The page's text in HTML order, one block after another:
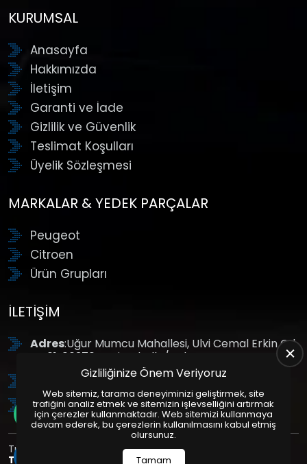
KURUMSAL
Anasayfa
Hakkımızda
İletişim
Garanti ve İade
Gizlilik ve Güvenlik
Teslimat Koşulları
Üyelik Sözleşmesi
MARKALAR & YEDEK PARÇALAR
Peugeot
Citroen
Ürün Grupları
İLETIŞIM
Adres:Uğur Mumcu Mahallesi, Ulvi Cemal Erkin Cd.
No:61, 06370 Yenimahalle/Ankara
: +90 (312) 354 8888
GSM: +90 (532) 343 4085
Tüm Hakları Saklıdır. | Bu site Us Yazılım
Tasarım
Paketleri ile Hazırlanmıştır. © 2025
Gizliliğinize Önem Veriyoruz
Web sitemiz, tarama deneyiminizi geliştirmek, site
trafiğini analiz etmek ve sitemizin işlevselliğini artırmak
için çerezler kullanmaktadır. Web sitemizi kullanmaya
devam ederek, bu çerezlerin kullanılmasını kabul etmiş
olursunuz.
Tamam